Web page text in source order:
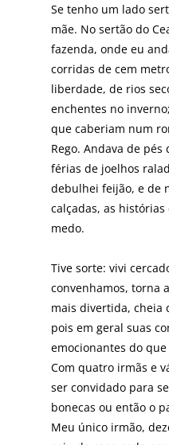
Se tenho um lado
mãe. No sertão do
fazenda, onde eu
corridas de cem
liberdade, de rios
enchentes no
que caberiam num
Rego. Andava de pés
férias de joelhos
debulhei feijão, e de
calçadas, as
medo.
Tive sorte: vivi
convenhamos, torna
mais divertida, cheia
pois em geral suas
emocionantes do
Com quatro irmãs e
ser convidado para
bonecas ou então o
Meu único irmão,